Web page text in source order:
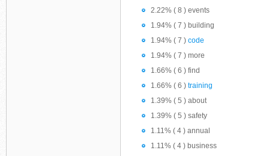
2.22% ( 8 ) events
1.94% ( 7 ) building
1.94% ( 7 ) code
1.94% ( 7 ) more
1.66% ( 6 ) find
1.66% ( 6 ) training
1.39% ( 5 ) about
1.39% ( 5 ) safety
1.11% ( 4 ) annual
1.11% ( 4 ) business